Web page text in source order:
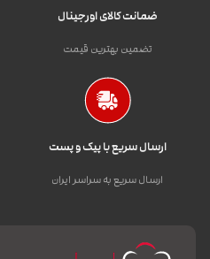
ضمانت کالای اورجینال
تضمین بهترین قیمت
ارسال سریع با پیک و پست
ارسال سریع به سراسر ایران